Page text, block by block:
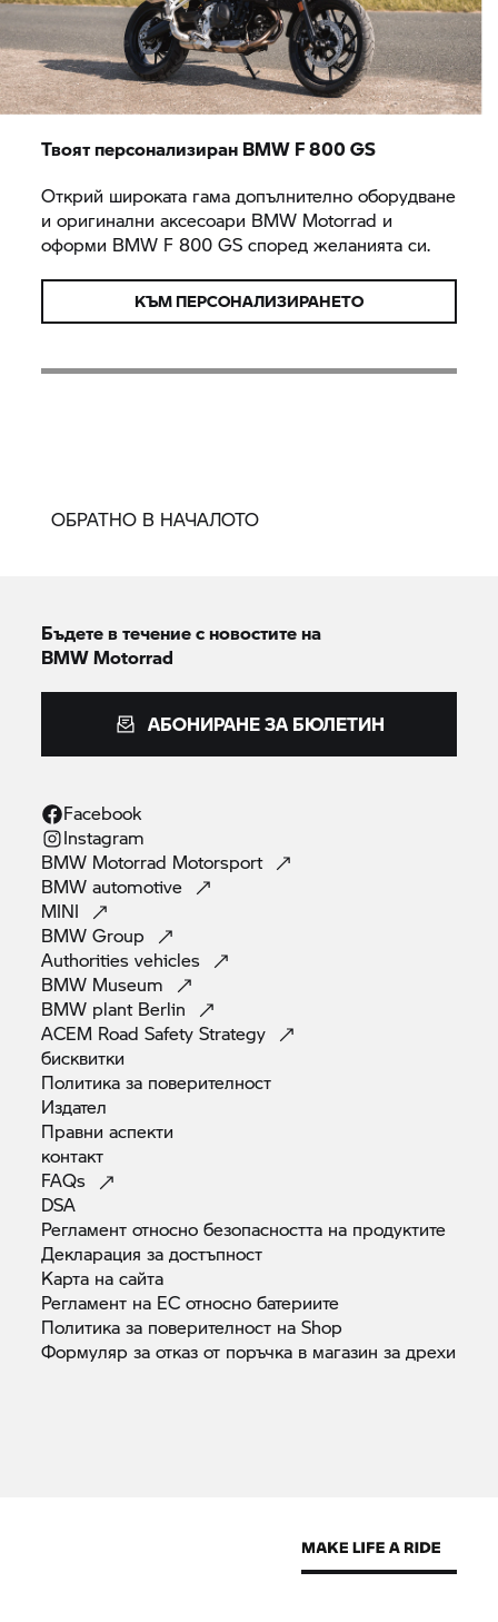
Твоят персонализиран BMW F 800 GS
Открий широката гама допълнително оборудване
и оригинални аксесоари BMW Motorrad и
оформи BMW F 800 GS според желанията си.
КЪМ ПЕРСОНАЛИЗИРАНЕТО
ОБРАТНО В НАЧАЛОТО
Бъдете в течение с новостите на
BMW Motorrad
АБОНИРАНЕ ЗА БЮЛЕТИН
Facebook
Instagram
BMW Motorrad Motorsport
BMWautomotive
MINI
BMWGroup
Authoritiesvehicles
BMW Museum
BMW plant Berlin
ACEM Road SafetyStrategy
бисквитки
Политика за поверителност
Издател
Правниаспекти
контакт
FAQs
DSA
Регламент относно безопасността на продуктите
Декларация задостъпност
Карта насайта
Регламент на ЕС относнобатериите
Политика за поверителност наShop
Формуляр за отказ от поръчка в магазин задрехи